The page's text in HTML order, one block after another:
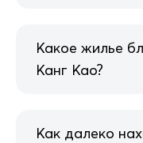
Какое жилье
Канг Као?
Как далеко